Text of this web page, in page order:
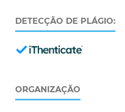
DETECÇÃO DE PLÁGIO:
ORGANIZAÇÃO